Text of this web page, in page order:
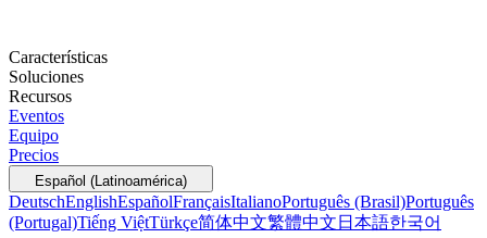
Características
Soluciones
Recursos
Eventos
Equipo
Precios
Español (Latinoamérica)
DeutschEnglishEspañolFrançaisItalianoPortuguês (Brasil)Português
(Portugal)Tiếng ViệtTürkçe简体中文繁體中文 日本語한국어